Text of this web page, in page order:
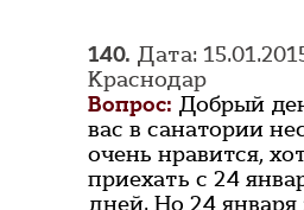
140. Дата:
Краснодар
Вопрос: Добрый
вас в санатории
очень нравится,
приехать с 24
дней. Но 24 января